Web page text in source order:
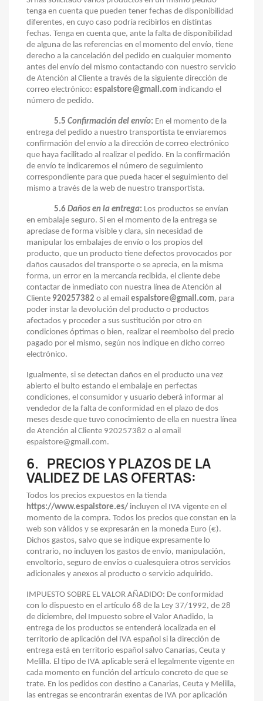
tenga en cuenta que pueden tener fechas de disponibilidad
diferentes, en cuyo caso podría recibirlos en distintas
fechas. Tenga en cuenta que, ante la falta de disponibilidad
de alguna de las referencias en el momento del envío, tiene
derecho a la cancelación del pedido en cualquier momento
antes del envío del mismo contactando con nuestro servicio
de Atención al Cliente a través de la siguiente dirección de
correo electrónico: espaistore@gmail.com indicando el
número de pedido.
5.5Confirmación del envío: En el momento de la
entrega del pedido a nuestro transportista te enviaremos
confirmación del envío a la dirección de correo electrónico
que haya facilitado al realizar el pedido. En la confirmación
de envío te indicaremos el número de seguimiento
correspondiente para que pueda hacer el seguimiento del
mismo a través de la web de nuestro transportista.
5.6Daños en la entrega: Los productos se envían
en embalaje seguro. Si en el momento de la entrega se
apreciase de forma visible y clara, sin necesidad de
manipular los embalajes de envío o los propios del
producto, que un producto tiene defectos provocados por
daños causados del transporte o se aprecia, en la misma
forma, un error en la mercancía recibida, el cliente debe
contactar de inmediato con nuestra línea de Atención al
Cliente 920257382 o al email espaistore@gmail.com, para
poder instar la devolución del producto o productos
afectados y proceder a sus sustitución por otro en
condiciones óptimas o bien, realizar el reembolso del precio
pagado por el mismo, según nos indique en dicho correo
electrónico.
Igualmente, si se detectan daños en el producto una vez
abierto el bulto estando el embalaje en perfectas
condiciones, el consumidor y usuario deberá informar al
vendedor de la falta de conformidad en el plazo de dos
meses desde que tuvo conocimiento de ella en nuestra línea
de Atención al Cliente 920257382 o al email
espaistore@gmail.com.
6. PRECIOS Y PLAZOS DE LA
VALIDEZ DE LAS OFERTAS:
Todos los precios expuestos en la tienda
https://www.espaistore.es/ incluyen el IVA vigente en el
momento de la compra. Todos los precios que constan en la
web son válidos y se expresarán en la moneda Euro (€).
Dichos gastos, salvo que se indique expresamente lo
contrario, no incluyen los gastos de envío, manipulación,
envoltorio, seguro de envíos o cualesquiera otros servicios
adicionales y anexos al producto o servicio adquirido.
IMPUESTO SOBRE EL VALOR AÑADIDO: De conformidad
con lo dispuesto en el artículo 68 de la Ley 37/1992, de 28
de diciembre, del Impuesto sobre el Valor Añadido, la
entrega de los productos se entenderá localizada en el
territorio de aplicación del IVA español si la dirección de
entrega está en territorio español salvo Canarias, Ceuta y
Melilla. El tipo de IVA aplicable será el legalmente vigente en
cada momento en función del artículo concreto de que se
trate. En los pedidos con destino a Canarias, Ceuta y Melilla,
las entregas se encontrarán exentas de IVA por aplicación